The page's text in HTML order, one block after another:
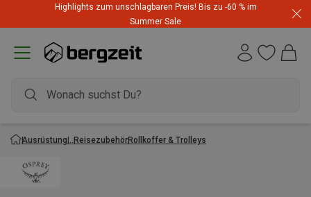
Highlights zum unschlagbaren Preis! Bis zu -60 % im
Summer Sale
Ausrüstung ReisezubehörRollkoffer & Trolleys